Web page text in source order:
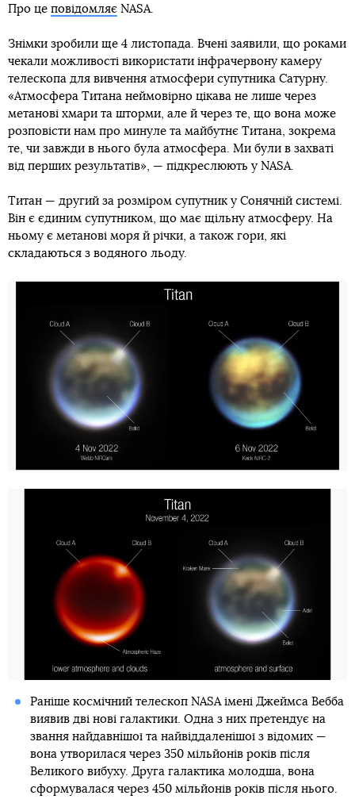
Про це повідомляє NASA.
Знімки зробили ще 4 листопада. Вчені заявили, що роками
чекали можливості використати інфрачервону камеру
телескопа для вивчення атмосфери супутника Сатурну.
«Атмосфера Титана неймовірно цікава не лише через
метанові хмари та шторми, але й через те, що вона може
розповісти нам про минуле та майбутнє Титана, зокрема
те, чи завжди в нього була атмосфера. Ми були в захваті
від перших результатів», — підкреслюють у NASA.
Титан — другий за розміром супутник у Сонячній системі.
Він є єдиним супутником, що має щільну атмосферу. На
ньому є метанові моря й річки, а також гори, які
складаються з водяного льоду.
Раніше космічний телескоп NASA імені Джеймса Вебба
виявив дві нові галактики. Одна з них претендує на
звання найдавнішої та найвіддаленішої з відомих —
вона утворилася через 350 мільйонів років після
Великого вибуху. Друга галактика молодша, вона
сформувалася через 450 мільйонів років після нього.